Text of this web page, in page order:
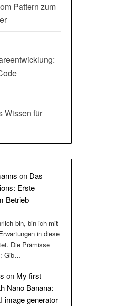
Pattern zum
Wissen für
on Das
Erste
Betrieb
bin, bin ich mit
in diese
Die Prämisse
Gib…
on My first
Nano Banana:
image generator